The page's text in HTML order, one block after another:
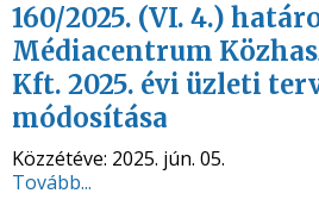
160/2025. (VI. 4.)
Médiacentrum
Kft. 2025. évi üzleti
módosítása
Közzétéve: 2025. jún. 05.
Tovább...